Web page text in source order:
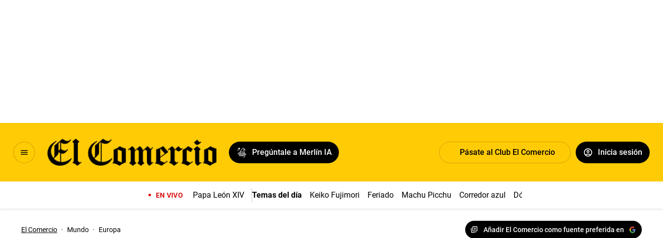
Pregúntale a Merlín IA Pásate al Club El Comercio Inicia sesión
EN VIVO Papa León XIV Temas del día Keiko Fujimori Feriado Machu Picchu Corredor azul Dólar
El Comercio · Mundo · Europa Añadir El Comercio como fuente preferida en